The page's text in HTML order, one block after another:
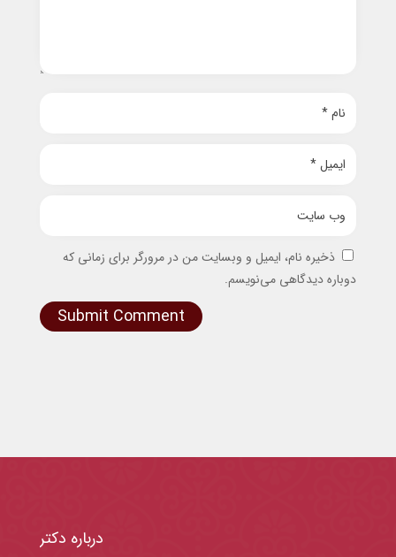
ذخیره نام، ایمیل و وبسایت من در مرورگر برای زمانی که
دوباره دیدگاهی می‌نویسم.
Submit Comment
درباره دکتر